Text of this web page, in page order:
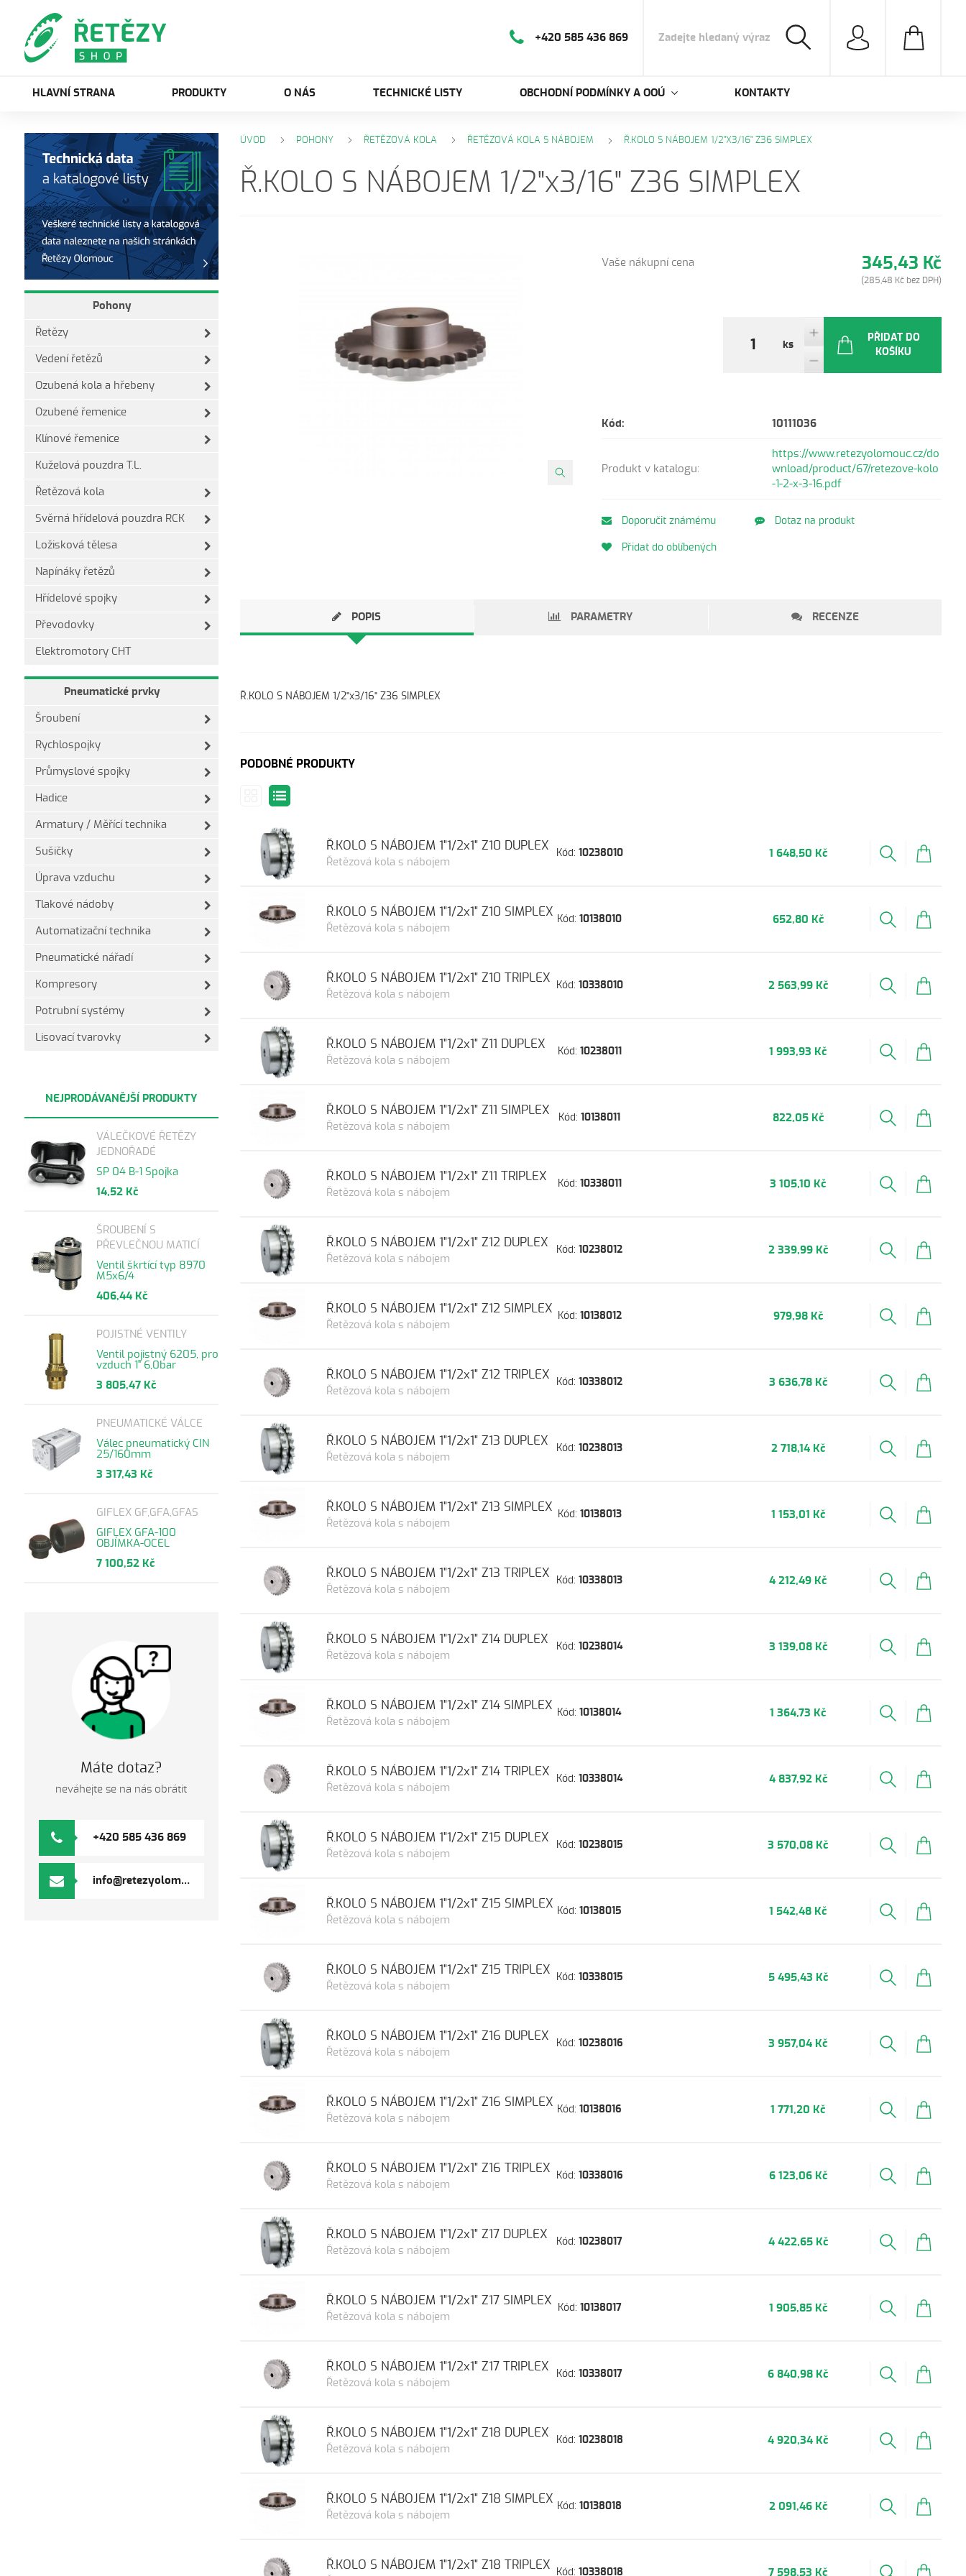
+420 585 436 869
HLAVNÍ STRANA PRODUKTY O NÁS TECHNICKÉ LISTY OBCHODNÍ PODMÍNKY A OOÚ KONTAKTY
Pohony
Řetězy
Vedení řetězů
Ozubená kola a hřebeny
Ozubené řemenice
Klínové řemenice
Kuželová pouzdra T.L.
Řetězová kola
Svěrná hřídelová pouzdra RCK
Ložisková tělesa
Napínáky řetězů
Hřídelové spojky
Převodovky
Elektromotory CHT
Pneumatické prvky
Šroubení
Rychlospojky
Průmyslové spojky
Hadice
Armatury / Měřící technika
Sušičky
Úprava vzduchu
Tlakové nádoby
Automatizační technika
Pneumatické nářadí
Kompresory
Potrubní systémy
Lisovací tvarovky
NEJPRODÁVANĚJŠÍ PRODUKTY
VÁLEČKOVÉ ŘETĚZY
JEDNOŘADÉ
SP 04 B-1 Spojka
14,52 Kč
ŠROUBENÍ S
PŘEVLEČNOU MATICÍ
Ventil škrtící typ 8970
M5x6/4
406,44 Kč
POJISTNÉ VENTILY
Ventil pojistný 6205, pro
vzduch 1" 6,0bar
3 805,47 Kč
PNEUMATICKÉ VÁLCE
Válec pneumatický CIN
25/160mm
3 317,43 Kč
GIFLEX GF,GFA,GFAS
GIFLEX GFA-100
OBJÍMKA-OCEL
7 100,52 Kč
Máte dotaz?
neváhejte se na nás obrátit
+420 585 436 869
info@retezyolomouc.cz
ÚVOD POHONY ŘETĚZOVÁ KOLA ŘETĚZOVÁ KOLA S NÁBOJEM Ř.KOLO S NÁBOJEM 1/2"X3/16" Z36 SIMPLEX
Ř.KOLO S NÁBOJEM 1/2"x3/16" Z36 SIMPLEX
Vaše nákupní cena 345,43 Kč
(285,48 Kč bez DPH)
ks
PŘIDAT DO
KOŠÍKU
Kód: 10111036
Produkt v katalogu:
https://www.retezyolomouc.cz/do
wnload/product/67/retezove-kolo
-1-2-x-3-16.pdf
Doporučit známému Dotaz na produkt
Přidat do oblíbených
POPIS PARAMETRY RECENZE
Ř.KOLO S NÁBOJEM 1/2"x3/16" Z36 SIMPLEX
PODOBNÉ PRODUKTY
Kód: 10238010
Řetězová kola s nábojem
Ř.KOLO S NÁBOJEM 1"1/2x1" Z10 DUPLEX
1 648,50 Kč
Kód:10138010
Řetězová kola s nábojem
Ř.KOLO S NÁBOJEM 1"1/2x1" Z10 SIMPLEX
652,80 Kč
Kód: 10338010
Řetězová kola s nábojem
Ř.KOLO S NÁBOJEM 1"1/2x1" Z10 TRIPLEX
2 563,99 Kč
Kód: 10238011
Řetězová kola s nábojem
Ř.KOLO S NÁBOJEM 1"1/2x1" Z11 DUPLEX
1 993,93 Kč
Kód:10138011
Řetězová kola s nábojem
Ř.KOLO S NÁBOJEM 1"1/2x1" Z11 SIMPLEX
822,05 Kč
Kód: 10338011
Řetězová kola s nábojem
Ř.KOLO S NÁBOJEM 1"1/2x1" Z11 TRIPLEX
3 105,10 Kč
Kód:10238012
Řetězová kola s nábojem
Ř.KOLO S NÁBOJEM 1"1/2x1" Z12 DUPLEX
2 339,99 Kč
Kód: 10138012
Řetězová kola s nábojem
Ř.KOLO S NÁBOJEM 1"1/2x1" Z12 SIMPLEX
979,98 Kč
Kód:10338012
Řetězová kola s nábojem
Ř.KOLO S NÁBOJEM 1"1/2x1" Z12 TRIPLEX
3 636,78 Kč
Kód:10238013
Řetězová kola s nábojem
Ř.KOLO S NÁBOJEM 1"1/2x1" Z13 DUPLEX
2 718,14 Kč
Kód: 10138013
Řetězová kola s nábojem
Ř.KOLO S NÁBOJEM 1"1/2x1" Z13 SIMPLEX
1 153,01 Kč
Kód:10338013
Řetězová kola s nábojem
Ř.KOLO S NÁBOJEM 1"1/2x1" Z13 TRIPLEX
4 212,49 Kč
Kód: 10238014
Řetězová kola s nábojem
Ř.KOLO S NÁBOJEM 1"1/2x1" Z14 DUPLEX
3 139,08 Kč
Kód:10138014
Řetězová kola s nábojem
Ř.KOLO S NÁBOJEM 1"1/2x1" Z14 SIMPLEX
1 364,73 Kč
Kód: 10338014
Řetězová kola s nábojem
Ř.KOLO S NÁBOJEM 1"1/2x1" Z14 TRIPLEX
4 837,92 Kč
Kód: 10238015
Řetězová kola s nábojem
Ř.KOLO S NÁBOJEM 1"1/2x1" Z15 DUPLEX
3 570,08 Kč
Kód:10138015
Řetězová kola s nábojem
Ř.KOLO S NÁBOJEM 1"1/2x1" Z15 SIMPLEX
1 542,48 Kč
Kód: 10338015
Řetězová kola s nábojem
Ř.KOLO S NÁBOJEM 1"1/2x1" Z15 TRIPLEX
5 495,43 Kč
Kód: 10238016
Řetězová kola s nábojem
Ř.KOLO S NÁBOJEM 1"1/2x1" Z16 DUPLEX
3 957,04 Kč
Kód:10138016
Řetězová kola s nábojem
Ř.KOLO S NÁBOJEM 1"1/2x1" Z16 SIMPLEX
1 771,20 Kč
Kód: 10338016
Řetězová kola s nábojem
Ř.KOLO S NÁBOJEM 1"1/2x1" Z16 TRIPLEX
6 123,06 Kč
Kód:10238017
Řetězová kola s nábojem
Ř.KOLO S NÁBOJEM 1"1/2x1" Z17 DUPLEX
4 422,65 Kč
Kód: 10138017
Řetězová kola s nábojem
Ř.KOLO S NÁBOJEM 1"1/2x1" Z17 SIMPLEX
1 905,85 Kč
Kód:10338017
Řetězová kola s nábojem
Ř.KOLO S NÁBOJEM 1"1/2x1" Z17 TRIPLEX
6 840,98 Kč
Kód: 10238018
Řetězová kola s nábojem
Ř.KOLO S NÁBOJEM 1"1/2x1" Z18 DUPLEX
4 920,34 Kč
Kód:10138018
Řetězová kola s nábojem
Ř.KOLO S NÁBOJEM 1"1/2x1" Z18 SIMPLEX
2 091,46 Kč
Kód: 10338018
Ř.KOLO S NÁBOJEM 1"1/2x1" Z18 TRIPLEX
7 598,53 Kč